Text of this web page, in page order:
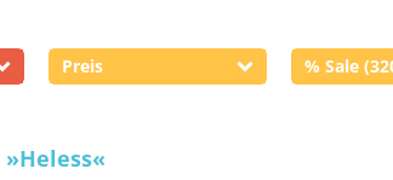
Preis % Sale
»Heless«